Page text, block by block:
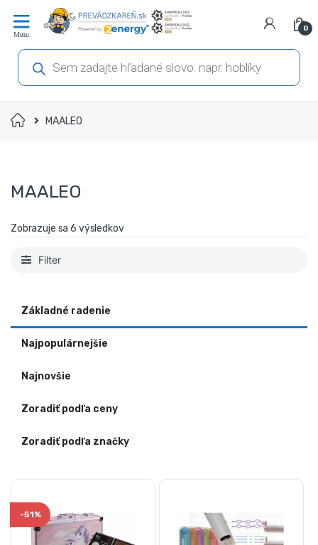
navigáciu
obsah
0
Products
search
Domov MAALEO
MAALEO
Zobrazuje sa 6 výsledkov
Filter
Základné radenie
Najpopulárnejšie
Najnovšie
Zoradiť podľa ceny
Zoradiť podľa značky
-51%